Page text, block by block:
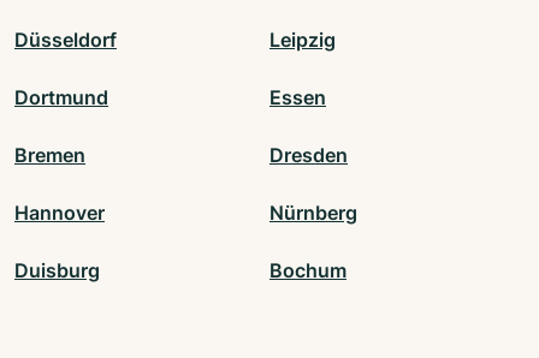
Düsseldorf Leipzig
Dortmund Essen
Bremen Dresden
Hannover Nürnberg
Duisburg Bochum